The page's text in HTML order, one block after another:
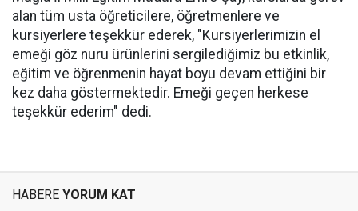
alan tüm usta öğreticilere, öğretmenlere ve
kursiyerlere teşekkür ederek, "Kursiyerlerimizin el
emeği göz nuru ürünlerini sergilediğimiz bu etkinlik,
eğitim ve öğrenmenin hayat boyu devam ettiğini bir
kez daha göstermektedir. Emeği geçen herkese
teşekkür ederim" dedi.
HABERE YORUM KAT